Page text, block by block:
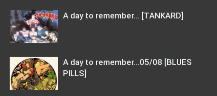
A day to remember… [TANKARD]
A day to remember…05/08 [BLUES
PILLS]